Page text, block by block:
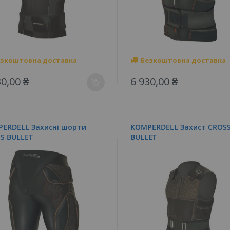
доставка
₴
Безкоштовна доставка
6 930,00 ₴
Захисні шорти
BULLET
KOMPERDELL Захист
BULLET